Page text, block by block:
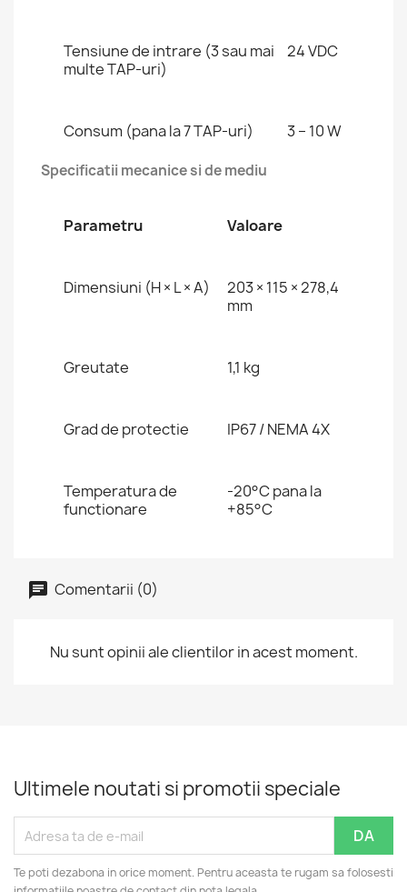
Tensiune de intrare (3 sau mai
multe TAP-uri)
24 VDC
Consum (pana la 7 TAP-uri) 3 – 10 W
Specificatii mecanice si de mediu
Parametru Valoare
Dimensiuni (H × L × A)
203 × 115 × 278,4
mm
Greutate 1,1 kg
Grad de protectie IP67 / NEMA 4X
Temperatura de
functionare
-20°C pana la
+85°C
Comentarii (0)
Nu sunt opinii ale clientilor in acest moment.
Ultimele noutati si promotii speciale
Te poti dezabona in orice moment. Pentru aceasta te rugam sa folosesti